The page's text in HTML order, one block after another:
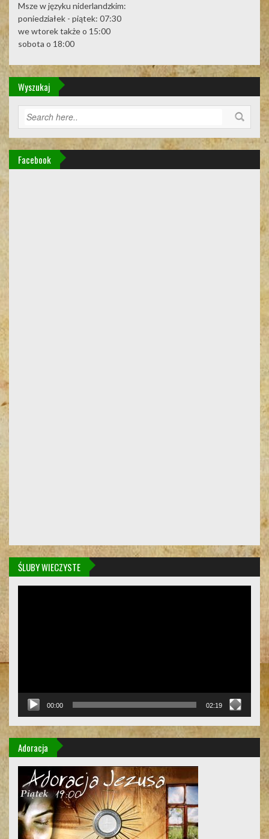
Msze w języku niderlandzkim:
poniedziałek - piątek: 07:30
we wtorek także o 15:00
sobota o 18:00
Wyszukaj
Facebook
ŚLUBY WIECZYSTE
00:00 02:19
Adoracja